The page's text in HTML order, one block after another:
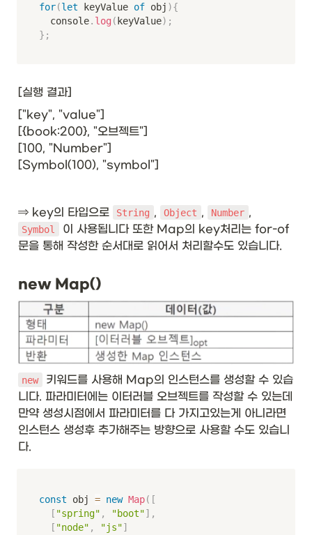
for(let keyValue of obj ){
	console
. log ( keyValue) ;
} ;
[실행 결과]
["key", "value"]
[{book:200}, "오브젝트"]
[100, "Number"]
[Symbol(100), "symbol"]
⇒ key의 타입으로 String , Object , Number
Symbol
이 사용됩니다 또한 Map의 key처리는 for-of
문을 통해 작성한 순서대로 읽어서 처리할수도 있습니다.
new Map()
new
키워드를 사용해 Map의 인스턴스를 생성할 수 있습
니다. 파라미터에는 이터러블 오브젝트를 작성할 수 있는데
만약 생성시점에서 파라미터를 다 가지고있는게 아니라면
인스턴스 생성후 추가해주는 방향으로 사용할 수도 있습니
다.
const obj = new Map( [
[ "spring" , "boot"] ,
[ "node" , "js"]